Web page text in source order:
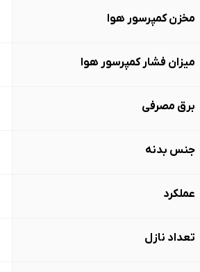
مخزن کمپرسور هوا
میزان فشار کمپرسور هوا
برق مصرفی
جنس بدنه
عملکرد
تعداد نازل